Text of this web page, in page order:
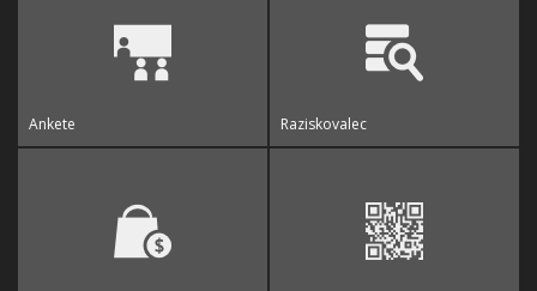
Ankete Raziskovalec